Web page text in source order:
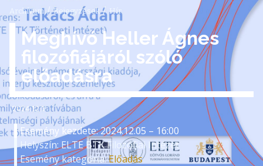
Archívum / Bejegyzések / Hír
Meghívó Heller Ágnes
filozófiájáról szóló
előadásra
2024.12.1
Esemény kezdete: 2024.12.05 – 16:00
Helyszín: ELTE BTK Filozófiai Intézet
Esemény kategória:Előadás